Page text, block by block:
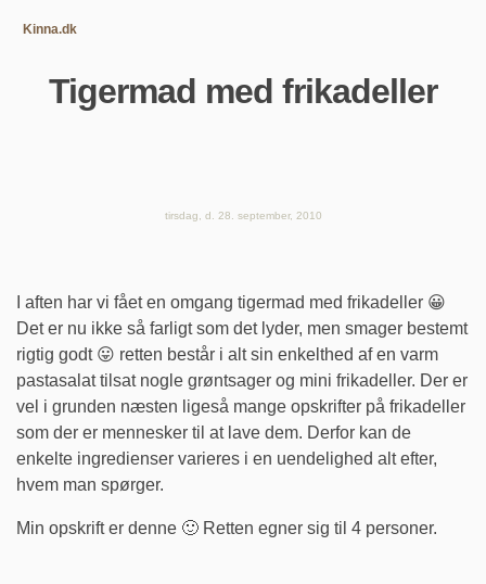
Kinna.dk
Tigermad med frikadeller
tirsdag, d. 28. september, 2010
I aften har vi fået en omgang tigermad med frikadeller 😀
Det er nu ikke så farligt som det lyder, men smager bestemt
rigtig godt 😛 retten består i alt sin enkelthed af en varm
pastasalat tilsat nogle grøntsager og mini frikadeller. Der er
vel i grunden næsten ligeså mange opskrifter på frikadeller
som der er mennesker til at lave dem. Derfor kan de
enkelte ingredienser varieres i en uendelighed alt efter,
hvem man spørger.
Min opskrift er denne 🙂 Retten egner sig til 4 personer.